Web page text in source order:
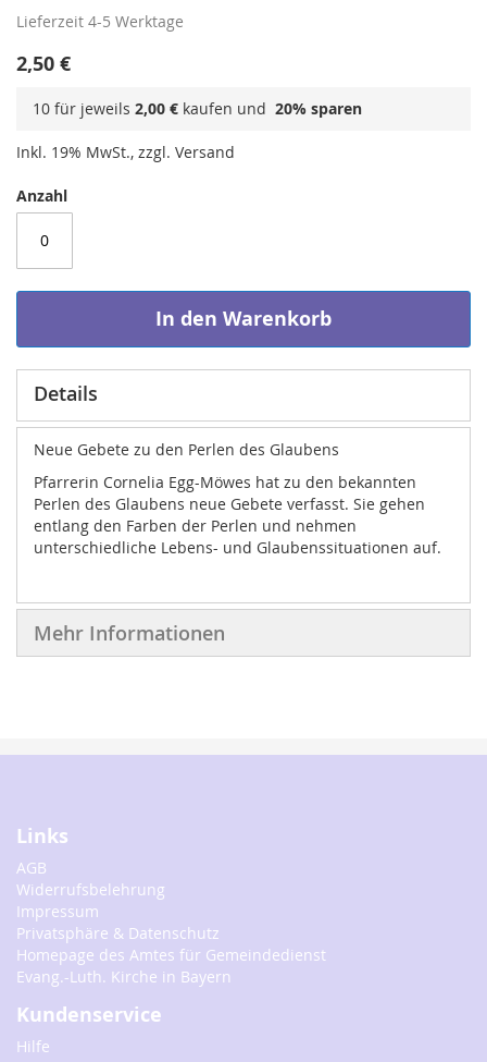
Lieferzeit 4-5 Werktage
2,50 €
10 für jeweils 2,00 € kaufen und 20% sparen
Inkl. 19% MwSt., zzgl. Versand
Anzahl
In den Warenkorb
Details
Neue Gebete zu den Perlen des Glaubens
Pfarrerin Cornelia Egg-Möwes hat zu den bekannten
Perlen des Glaubens neue Gebete verfasst. Sie gehen
entlang den Farben der Perlen und nehmen
unterschiedliche Lebens- und Glaubenssituationen auf.
Mehr Informationen
Links
AGB
Widerrufsbelehrung
Impressum
Privatsphäre & Datenschutz
Homepage des Amtes für Gemeindedienst
Evang.-Luth. Kirche in Bayern
Kundenservice
Hilfe